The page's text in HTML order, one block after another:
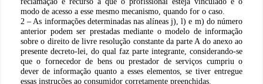
modo de acesso a esse mesmo mecanismo, quando for o caso.
2 – As informações determinadas nas alíneas j), l) e m) do número
anterior podem ser prestadas mediante o modelo de informação
sobre o direito de livre resolução constante da parte A do anexo ao
presente decreto-lei, do qual faz parte integrante, considerando-se
que o fornecedor de bens ou prestador de serviços cumpriu o
dever de informação quanto a esses elementos, se tiver entregue
essas instruções ao consumidor corretamente preenchidas.